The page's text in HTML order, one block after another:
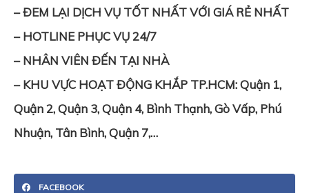
– ĐEM LẠI DỊCH VỤ TỐT NHẤT VỚI GIÁ RẺ NHẤT
– HOTLINE PHỤC VỤ 24/7
– NHÂN VIÊN ĐẾN TẠI NHÀ
– KHU VỰC HOẠT ĐỘNG KHẮP TP.HCM: Quận 1,
Quận 2, Quận 3, Quận 4, Bình Thạnh, Gò Vấp, Phú
Nhuận, Tân Bình, Quận 7,…
FACEBOOK